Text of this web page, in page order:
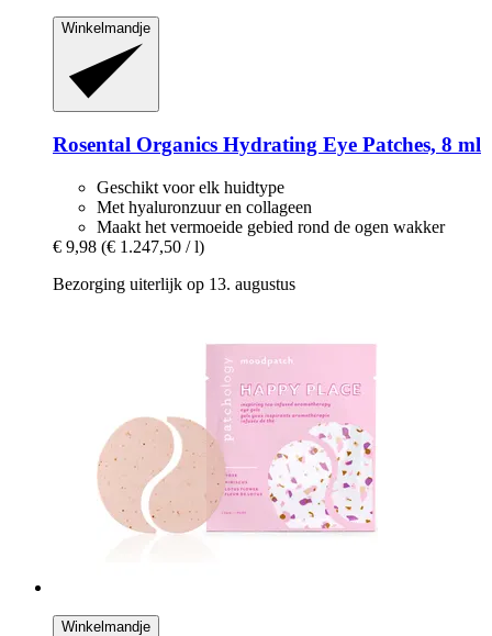
Winkelmandje
Rosental Organics Hydrating Eye Patches, 8 ml
Geschikt voor elk huidtype
Met hyaluronzuur en collageen
Maakt het vermoeide gebied rond de ogen wakker
€ 9,98 (€ 1.247,50 / l)
Bezorging uiterlijk op 13. augustus
Winkelmandje